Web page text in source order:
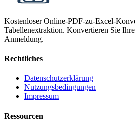
Kostenloser Online-PDF-zu-Excel-
Tabellenextraktion. Konvertieren Sie
Anmeldung.
Rechtliches
Datenschutzerklärung
Nutzungsbedingungen
Impressum
Ressourcen